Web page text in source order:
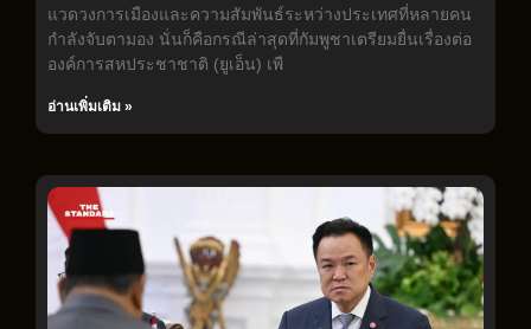
แวดวงการเมืองและความสัมพันธ์ระหว่างประเทศที่หลายคน
กำลังจับตามอง นั่นก็คือกรณีล่าสุดที่กัมพูชาเตรียมยื่นเรื่องต่อ
องค์การสหประชาชาติ (ยูเอ็น) เพื
อ่านเพิ่มเติม »